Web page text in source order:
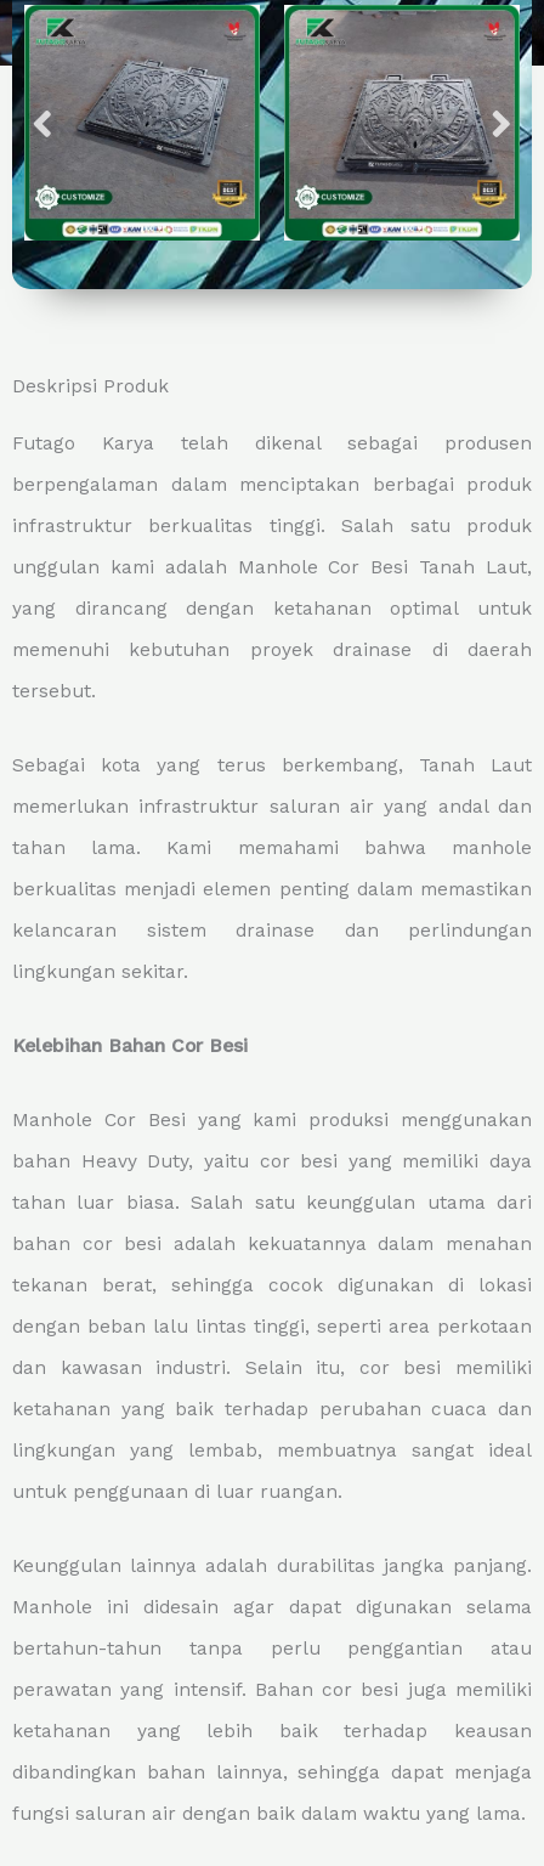
Deskripsi Produk
Futago Karya telah dikenal sebagai produsen
berpengalaman dalam menciptakan berbagai produk
infrastruktur berkualitas tinggi. Salah satu produk
unggulan kami adalah Manhole Cor Besi Tanah Laut,
yang dirancang dengan ketahanan optimal untuk
memenuhi kebutuhan proyek drainase di daerah
tersebut.
Sebagai kota yang terus berkembang, Tanah Laut
memerlukan infrastruktur saluran air yang andal dan
tahan lama. Kami memahami bahwa manhole
berkualitas menjadi elemen penting dalam memastikan
kelancaran sistem drainase dan perlindungan
lingkungan sekitar.
Kelebihan Bahan Cor Besi
Manhole Cor Besi yang kami produksi menggunakan
bahan Heavy Duty, yaitu cor besi yang memiliki daya
tahan luar biasa. Salah satu keunggulan utama dari
bahan cor besi adalah kekuatannya dalam menahan
tekanan berat, sehingga cocok digunakan di lokasi
dengan beban lalu lintas tinggi, seperti area perkotaan
dan kawasan industri. Selain itu, cor besi memiliki
ketahanan yang baik terhadap perubahan cuaca dan
lingkungan yang lembab, membuatnya sangat ideal
untuk penggunaan di luar ruangan.
Keunggulan lainnya adalah durabilitas jangka panjang.
Manhole ini didesain agar dapat digunakan selama
bertahun-tahun tanpa perlu penggantian atau
perawatan yang intensif. Bahan cor besi juga memiliki
ketahanan yang lebih baik terhadap keausan
dibandingkan bahan lainnya, sehingga dapat menjaga
fungsi saluran air dengan baik dalam waktu yang lama.